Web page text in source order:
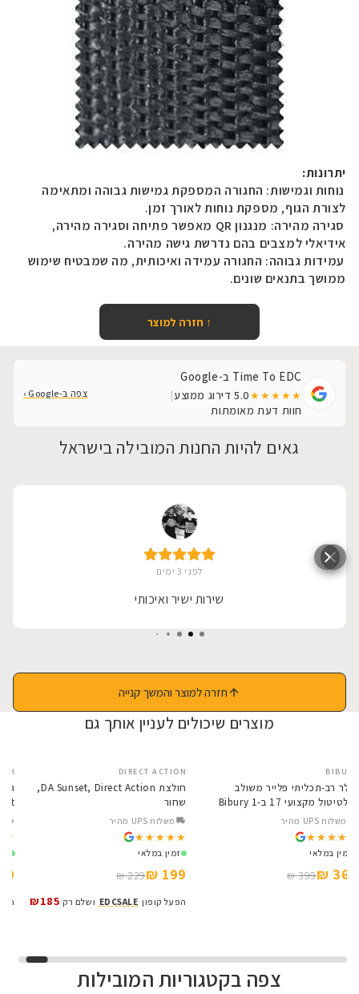
יתרונות:
נוחות וגמישות: החגורה המספקת גמישות גבוהה ומתאימה
לצורת הגוף, מספקת נוחות לאורך זמן.
סגירה מהירה: מנגנון QR מאפשר פתיחה וסגירה מהירה,
אידיאלי למצבים בהם נדרשת גישה מהירה.
עמידות גבוהה: החגורה עמידה ואיכותית, מה שמבטיח שימוש
ממושך בתנאים שונים.
↑ חזרה למוצר
Time To EDC ב-Google
★★★★★
5.0דירוג ממוצע|
חוות דעת מאומתות
צפה ב-Google ›
גאים להיות החנות המובילה בישראל
לפני 3 ימים
שירות ישיר ואיכותי
חזרה למוצר והמשך קנייה
מוצרים שיכולים לעניין אותך גם
SALE
BIBURY
אולר רב-תכליתי פלייר משולב
מולטיטול מקצועי 17 ב-1 Bibury
Base BI2045
משלוח UPS מהיר
★★★★★
★★★★★
זמין במלאי
369 ₪
399 ₪
SALE
DIRECT ACTION
שחור
משלוח UPS מהיר
★★★★★
★★★★★
זמין במלאי
199 ₪
229 ₪
הפעל קופון EDCSALE ושלם רק₪185
צפה בקטגוריות המובילות